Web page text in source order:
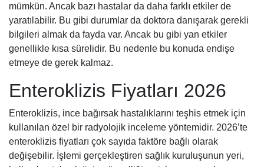
mümkün. Ancak bazı hastalar da daha farklı etkiler de
yaratılabilir. Bu gibi durumlar da doktora danışarak gerekli
bilgileri almak da fayda var. Ancak bu gibi yan etkiler
genellikle kısa sürelidir. Bu nedenle bu konuda endişe
etmeye de gerek kalmaz.
Enteroklizis Fiyatları 2026
Enteroklizis, ince bağırsak hastalıklarını teşhis etmek için
kullanılan özel bir radyolojik inceleme yöntemidir. 2026’te
enteroklizis fiyatları çok sayıda faktöre bağlı olarak
değişebilir. İşlemi gerçekleştiren sağlık kuruluşunun yeri,